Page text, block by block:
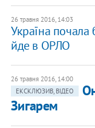
26 травня 2016, 14:03
Україна почала
йде в ОРЛО
26 травня 2016, 14:00
ЕКСКЛЮЗИВ, ВІДЕО
Зигарем